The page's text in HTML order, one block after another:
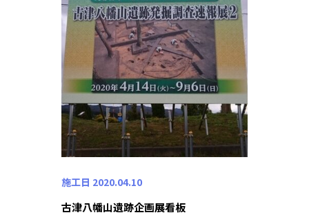
施工日 2020.04.10
古津八幡山遺跡企画展看板